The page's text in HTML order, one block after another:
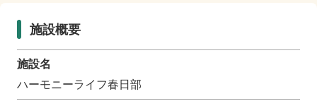
施設概要
施設名
ハーモニーライフ春日部